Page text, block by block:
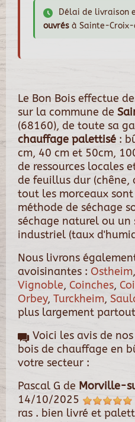
Délai de livraison
ouvrés à Sainte-
Le Bon Bois effectue
sur la commune de
(68160), de toute sa
chauffage palettisé :
cm, 40 cm et 50cm,
de ressources locales
de feuillus dur (chêne,
tout les morceaux
méthode de séchage
séchage naturel ou un
industriel (taux
Nous livrons
avoisinantes : Ostheim,
Vignoble, Coinches,
Orbey, Turckheim,
plus largement
Voici les avis de
bois de chauffage en
votre secteur :
Pascal G de Morville-
14/10/2025
ras . bien livré et